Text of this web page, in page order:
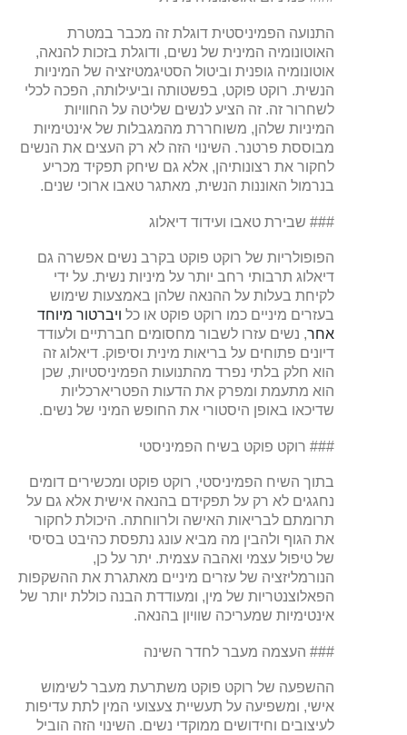
התנועה הפמיניסטית דוגלת זה מכבר במטרת
האוטונומיה המינית של נשים, ודוגלת בזכות להנאה,
אוטונומיה גופנית וביטול הסטיגמטיזציה של המיניות
הנשית. רוקט פוקט, בפשטותה וביעילותה, הפכה לכלי
לשחרור זה. זה הציע לנשים שליטה על החוויות
המיניות שלהן, משוחררת מהמגבלות של אינטימיות
מבוססת פרטנר. השינוי הזה לא רק העצים את הנשים
לחקור את רצונותיהן, אלא גם שיחק תפקיד מכריע
בנרמול האוננות הנשית, מאתגר טאבו ארוכי שנים.
### שבירת טאבו ועידוד דיאלוג
הפופולריות של רוקט פוקט בקרב נשים אפשרה גם
דיאלוג תרבותי רחב יותר על מיניות נשית. על ידי
לקיחת בעלות על ההנאה שלהן באמצעות שימוש
בעזרים מיניים כמו רוקט פוקט או כל ויברטור מיוחד
אחר, נשים עזרו לשבור מחסומים חברתיים ולעודד
דיונים פתוחים על בריאות מינית וסיפוק. דיאלוג זה
הוא חלק בלתי נפרד מהתנועות הפמיניסטיות, שכן
הוא מתעמת ומפרק את הדעות הפטריארכליות
שדיכאו באופן היסטורי את החופש המיני של נשים.
### רוקט פוקט בשיח הפמיניסטי
בתוך השיח הפמיניסטי, רוקט פוקט ומכשירים דומים
נחגגים לא רק על תפקידם בהנאה אישית אלא גם על
תרומתם לבריאות האישה ולרווחתה. היכולת לחקור
את הגוף ולהבין מה מביא עונג נתפסת כהיבט בסיסי
של טיפול עצמי ואהבה עצמית. יתר על כן,
הנורמליזציה של עזרים מיניים מאתגרת את ההשקפות
הפאלוצנטריות של מין, ומעודדת הבנה כוללת יותר של
אינטימיות שמעריכה שוויון בהנאה.
### העצמה מעבר לחדר השינה
ההשפעה של רוקט פוקט משתרעת מעבר לשימוש
אישי, ומשפיעה על תעשיית צעצועי המין לתת עדיפות
לעיצובים וחידושים ממוקדי נשים. השינוי הזה הוביל